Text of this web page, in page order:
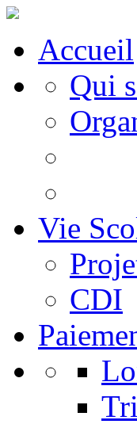
Accueil
Qui
Vie
CDI